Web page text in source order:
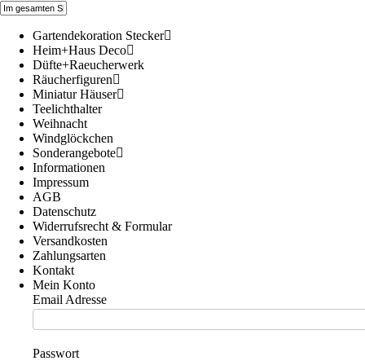
Gartendekoration Stecker
Heim+Haus Deco
Düfte+Raeucherwerk
Räucherfiguren
Miniatur Häuser
Teelichthalter
Weihnacht
Windglöckchen
Sonderangebote
Informationen
Impressum
AGB
Datenschutz
Widerrufsrecht & Formular
Versandkosten
Zahlungsarten
Kontakt
Mein Konto
Email Adresse
Passwort